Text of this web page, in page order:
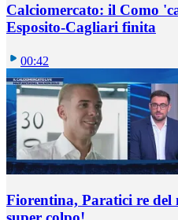
Calciomercato: il Como
Esposito-Cagliari finita
00:42
Fiorentina, Paratici re del